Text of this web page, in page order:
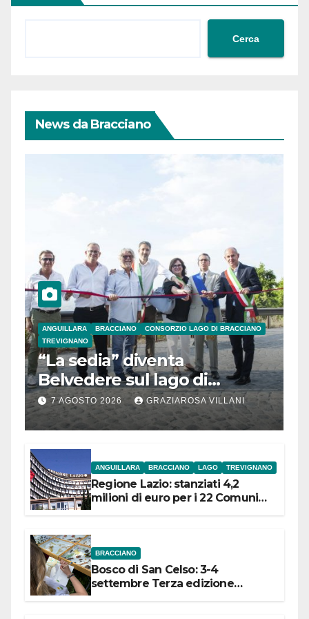
Cerca
News da Bracciano
ANGUILLARA BRACCIANO
CONSORZIO LAGO DI BRACCIANO
TREVIGNANO
“La sedia” diventa
Belvedere sul lago di
Bracciano: ieri
l’inaugurazione
7 AGOSTO 2026 GRAZIAROSA VILLANI
ANGUILLARA BRACCIANO LAGO TREVIGNANO
Regione Lazio: stanziati 4,2
milioni di euro per i 22 Comuni
BRACCIANO
Bosco di San Celso: 3-4
settembre Terza edizione